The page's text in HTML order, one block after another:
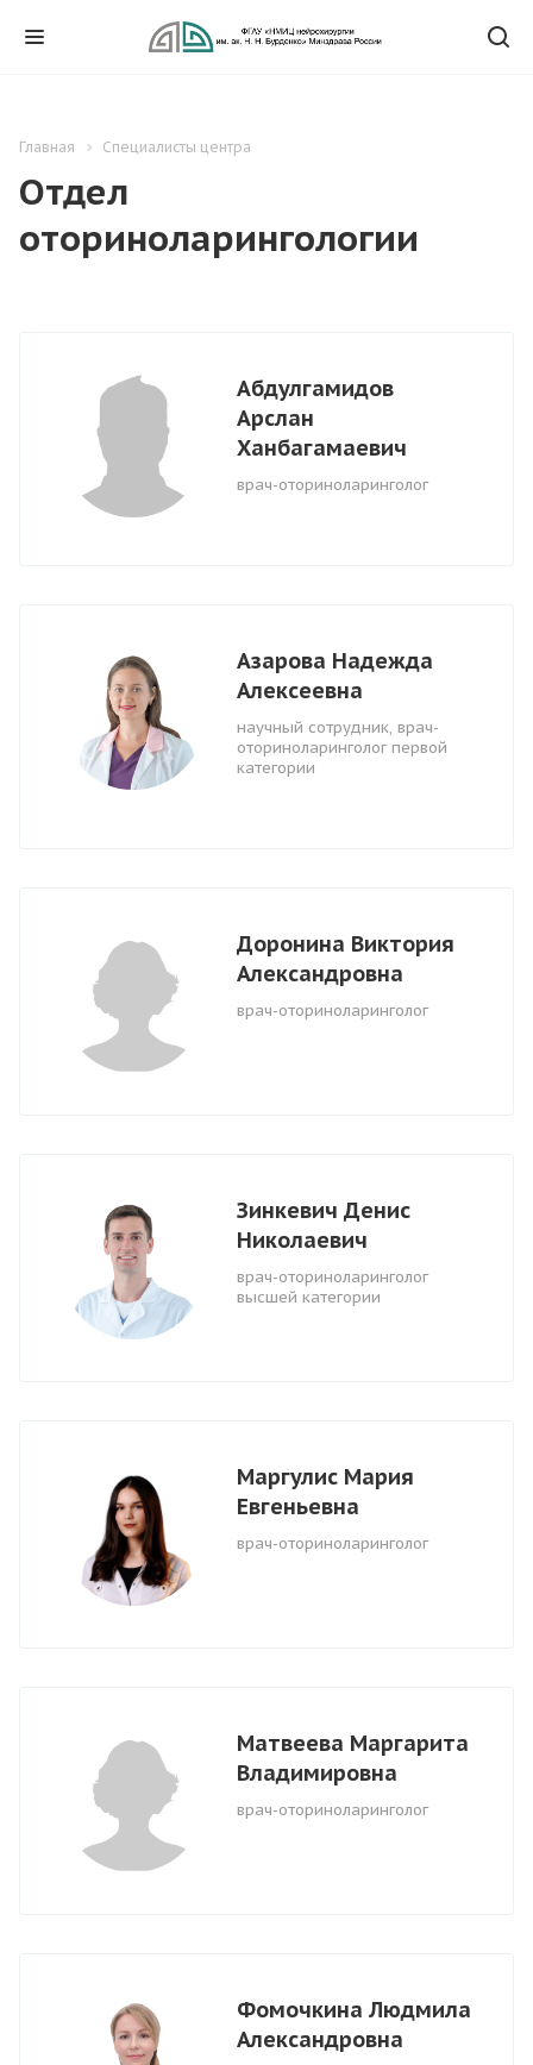
Главная Специалисты центра
Отдел
оториноларингологии
Абдулгамидов
Арслан
Ханбагамаевич
врач-оториноларинголог
Азарова Надежда
Алексеевна
научный сотрудник, врач-
оториноларинголог первой
категории
Доронина Виктория
Александровна
врач-оториноларинголог
Зинкевич Денис
Николаевич
врач-оториноларинголог
высшей категории
Маргулис Мария
Евгеньевна
врач-оториноларинголог
Матвеева Маргарита
Владимировна
врач-оториноларинголог
Фомочкина Людмила
Александровна